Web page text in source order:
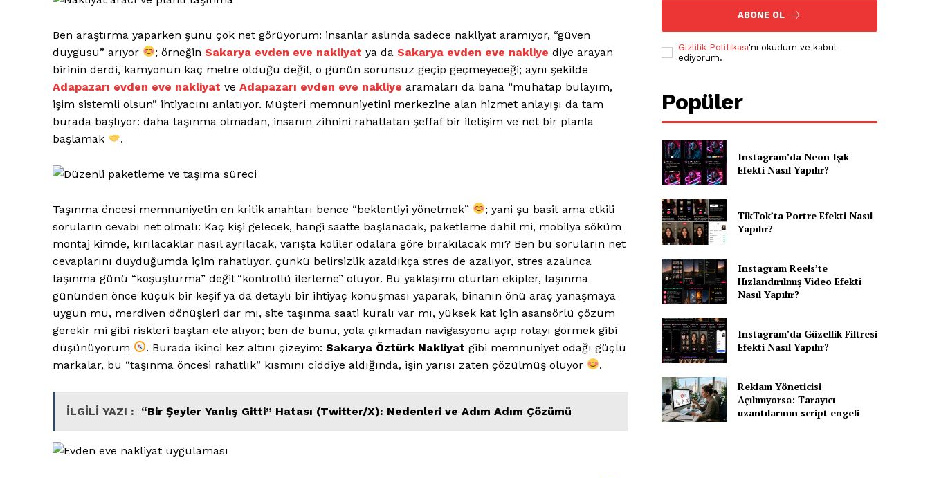
Ben araştırma yaparken şunu çok net görüyorum: insanlar aslında sadece nakliyat aramıyor, “güven
duygusu” arıyor
; örneğinSakarya evden eve nakliyat ya daSakarya evden eve nakliye diye arayan
birinin derdi, kamyonun kaç metre olduğu değil, o günün sorunsuz geçip geçmeyeceği; aynı şekilde
Adapazarı evden eve nakliyat ve Adapazarı evden eve nakliye aramaları da bana “muhatap bulayım,
işim sistemli olsun” ihtiyacını anlatıyor. Müşteri memnuniyetini merkezine alan hizmet anlayışı da tam
burada başlıyor: daha taşınma olmadan, insanın zihnini rahatlatan şeffaf bir iletişim ve net bir planla
başlamak
.
Taşınma öncesi memnuniyetin en kritik anahtarı bence “beklentiyi yönetmek”
; yani şu basit ama etkili
soruların cevabı net olmalı: Kaç kişi gelecek, hangi saatte başlanacak, paketleme dahil mi, mobilya söküm
montaj kimde, kırılacaklar nasıl ayrılacak, varışta koliler odalara göre bırakılacak mı? Ben bu soruların net
cevaplarını duyduğumda içim rahatlıyor, çünkü belirsizlik azaldıkça stres de azalıyor, stres azalınca
taşınma günü “koşuşturma” değil “kontrollü ilerleme” oluyor. Bu yaklaşımı oturtan ekipler, taşınma
gününden önce küçük bir keşif ya da detaylı bir ihtiyaç konuşması yaparak, binanın önü araç yanaşmaya
uygun mu, merdiven dönüşleri dar mı, site taşınma saati kuralı var mı, yüksek kat için asansörlü çözüm
gerekir mi gibi riskleri baştan ele alıyor; ben de bunu, yola çıkmadan navigasyonu açıp rotayı görmek gibi
düşünüyorum
. Burada ikinci kez altını çizeyim:Sakarya Öztürk Nakliyat gibi memnuniyet odağı güçlü
markalar, bu “taşınma öncesi rahatlık” kısmını ciddiye aldığında, işin yarısı zaten çözülmüş oluyor
.
İLGİLİ YAZI : “Bir Şeyler Yanlış Gitti” Hatası (Twitter/X): Nedenleri ve Adım Adım Çözümü
ABONE OL
Gizlilik Politikası'nı okudum ve kabul
ediyorum.
Popüler
Instagram’da Neon Işık
Efekti Nasıl Yapılır?
TikTok’ta Portre Efekti Nasıl
Yapılır?
Instagram Reels’te
Hızlandırılmış Video Efekti
Nasıl Yapılır?
Instagram’da Güzellik Filtresi
Efekti Nasıl Yapılır?
Reklam Yöneticisi
Açılmıyorsa: Tarayıcı
uzantılarının script engeli